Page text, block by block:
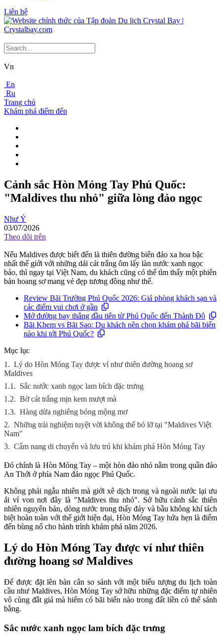
Liên hệ
Vn
En
Ru
Trang chủ
Khám phá điểm đến
Cảnh sắc Hòn Móng Tay Phú Quốc:
"Maldives thu nhỏ" giữa lòng đảo ngọc
Như Ý
03/07/2026
Theo dõi trên
Nếu Maldives được biết đến là thiên đường biển đảo xa hoa bậc
nhất thế giới với những dải cát trắng ôm lấy làn nước xanh ngọc
bảo, thì ngay tại Việt Nam, du khách cũng có thể tìm thấy một phiên
bản hoang sơ mang vẻ đẹp tương đồng như thế.
Review Bãi Trường Phú Quốc 2026: Giá phòng khách sạn và
các điểm vui chơi ở gần
Mở đường bay thẳng đầu tiên từ Phú Quốc đến Thành Đô
Bãi Khem vs Bãi Sao: Du khách nên chọn khám phá bãi biển
nào khi tới Phú Quốc?
Mục lục
1. Lý do Hòn Móng Tay được ví như thiên đường hoang sơ
Maldives
1.1. Sắc nước xanh ngọc lam bích đặc trưng
1.2. Bờ cát trắng mịn kem mượt mà
1.3. Hàng dừa nghiêng bóng mộng mơ
2. Những trải nghiệm tuyệt vời không thể bỏ lỡ tại "Maldives Việt
Nam"
3. Cẩm nang di chuyển và lưu trú khi khám phá Hòn Móng Tay
Đó chính là Hòn Móng Tay – một hòn đảo nhỏ nằm trong quần đảo
An Thới ở phía Nam đảo ngọc Phú Quốc.
Không phải ngẫu nhiên mà giới xê dịch trong và ngoài nước lại ưu
ái ví von nơi đây là "Maldives thu nhỏ". Sở hữu cảnh sắc thiên
nhiên nguyên bản, dòng nước trong thấy đáy và bầu không khí tách
biệt hoàn toàn với thế giới hiện đại, Hòn Móng Tay hứa hẹn là điểm
đến bùng nổ cho hành trình khám phá năm 2026.
Lý do Hòn Móng Tay được ví như thiên
đường hoang sơ Maldives
Để được đặt lên bàn cân so sánh với một biểu tượng du lịch toàn
cầu như Maldives, Hòn Móng Tay sở hữu những đặc điểm tự nhiên
vô cùng đắt giá mà hiếm có bãi biển nào trong đất liền có thể sánh
bằng.
Sắc nước xanh ngọc lam bích đặc trưng